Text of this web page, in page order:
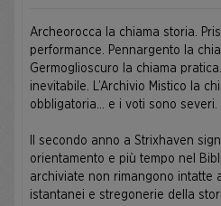
Archeorocca la chiama storia.
performance. Pennargento la
Germoglioscuro la chiama
inevitabile. L’Archivio Mistico la
obbligatoria... e i voti sono severi.
Il secondo anno a Strixhaven
orientamento e più tempo nel
archiviate non rimangono intatte
istantanei e stregonerie della